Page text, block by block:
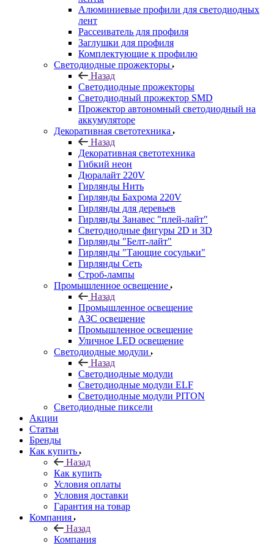
Алюминиевые профили для светодиодных
лент
Рассеиватель для профиля
Заглушки для профиля
Комплектующие к профилю
Светодиодные прожекторы
Назад
Светодиодные прожекторы
Светодиодный прожектор SMD
Прожектор автономный светодиодный на
аккумуляторе
Декоративная светотехника
Назад
Декоративная светотехника
Гибкий неон
Дюралайт 220V
Гирлянды Нить
Гирлянды Бахрома 220V
Гирлянды для деревьев
Гирлянды Занавес "плей-лайт"
Светодиодные фигуры 2D и 3D
Гирлянды "Белт-лайт"
Гирлянды "Тающие сосульки"
Гирлянды Сеть
Строб-лампы
Промышленное освещение
Назад
Промышленное освещение
АЗС освещение
Промышленное освещение
Уличное LED освещение
Светодиодные модули
Назад
Светодиодные модули
Светодиодные модули ELF
Светодиодные модули PITON
Светодиодные пиксели
Акции
Статьи
Бренды
Как купить
Назад
Как купить
Условия оплаты
Условия доставки
Гарантия на товар
Компания
Назад
Компания